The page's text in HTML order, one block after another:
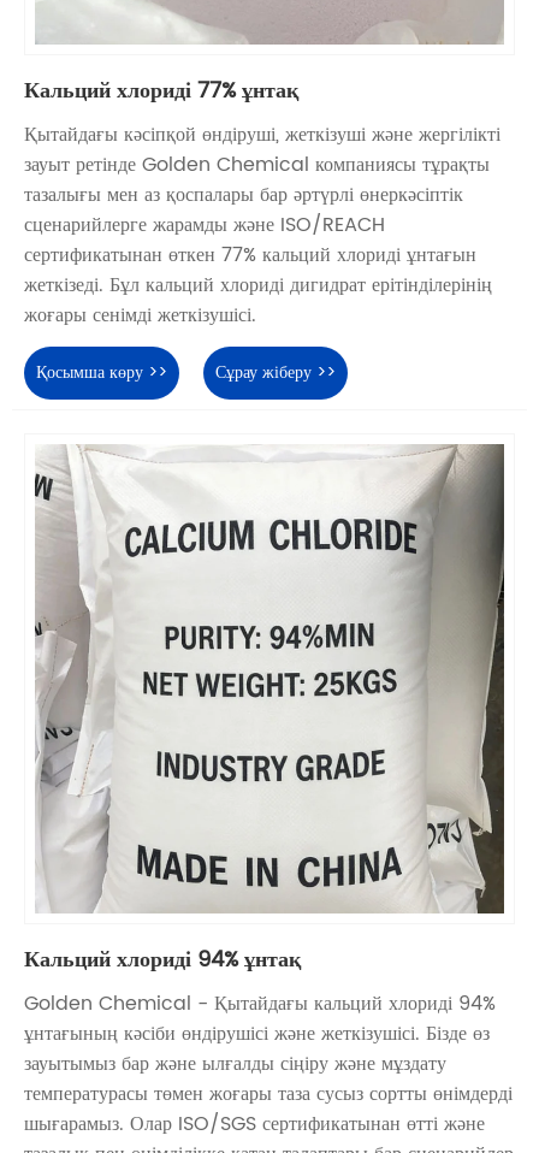
Кальций хлориді 77% ұнтақ
Қытайдағы кәсіпқой өндіруші, жеткізуші және жергілікті
зауыт ретінде Golden Chemical компаниясы тұрақты
тазалығы мен аз қоспалары бар әртүрлі өнеркәсіптік
сценарийлерге жарамды және ISO/REACH
сертификатынан өткен 77% кальций хлориді ұнтағын
жеткізеді. Бұл кальций хлориді дигидрат ерітінділерінің
жоғары сенімді жеткізушісі.
Қосымша көру >> Сұрау жіберу >>
Кальций хлориді 94% ұнтақ
Golden Chemical - Қытайдағы кальций хлориді 94%
ұнтағының кәсіби өндірушісі және жеткізушісі. Бізде өз
зауытымыз бар және ылғалды сіңіру және мұздату
температурасы төмен жоғары таза сусыз сортты өнімдерді
шығарамыз. Олар ISO/SGS сертификатынан өтті және